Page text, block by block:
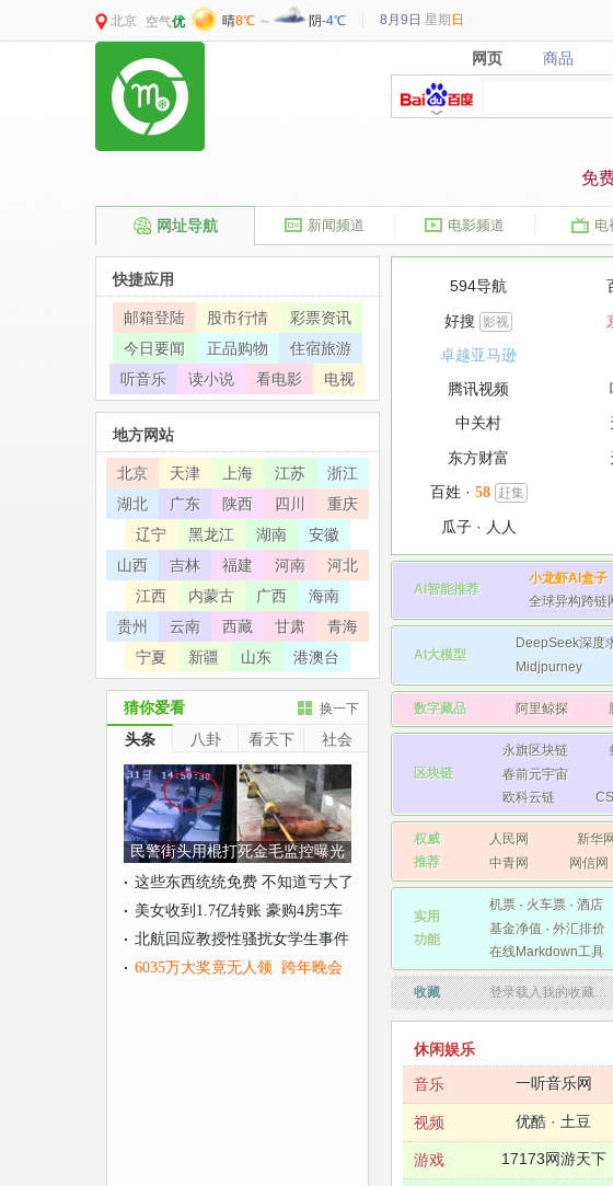
北京 空气优 晴8℃ ～ 阴-4℃ 8月9日 星期 日
网页
网页 商品
商品
免
网址导航 新闻频道 电影频道 电
594导航
好搜 影视
卓越亚马逊
腾讯视频
中关村
东方财富
百姓 · 58 赶集
瓜子· 人人
AI智能推荐
小龙虾AI盒子
全球异构跨链
AI大模型
DeepSeek深度
Midjpurney
数字藏品 阿里鲸探
区块链
永旗区块链
春前元宇宙
欧科云链
权威
推荐
人民网 新华网
中青网
网信网
实用
功能
机票 · 火车票 · 酒店
基金净值 · 外汇排价
在线Markdown工具
收藏 登录载入我的收藏…
休闲娱乐
音乐
一听音乐网
视频 优酷 · 土豆
游戏 17173网游天下
快捷应用
邮箱登陆 股市行情
彩票资讯
今日要闻
正品购物
住宿旅游
听音乐
读小说 看电影 电视
地方网站
北京 天津 上海 江苏
浙江
湖北
广东 陕西 四川
重庆
辽宁
黑龙江 湖南
安徽
山西
吉林 福建 河南
河北
江西
内蒙古 广西
海南
贵州
云南 西藏 甘肃
青海
宁夏
新疆 山东 港澳台
猜你爱看 换一下
头条 八卦 看天下 社会
民警街头用棍打死金毛监控曝光
这些东西统统免费 不知道亏大了
美女收到1.7亿转账 豪购4房5车
北航回应教授性骚扰女学生事件
6035万大奖竟无人领 跨年晚会